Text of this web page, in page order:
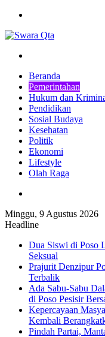
Beranda
Pemerintahan
Hukum dan
Pendidikan
Sosial Budaya
Kesehatan
Politik
Ekonomi
Lifestyle
Olah Raga
Minggu, 9 Agustus 2026
Headline
Dua Siswi di Poso
Seksual
Prajurit Denzipur
Terbalik
Ada Sabu-Sabu
di Poso Pesisir
Kepercayaan
Kembali
Pindah Partai,